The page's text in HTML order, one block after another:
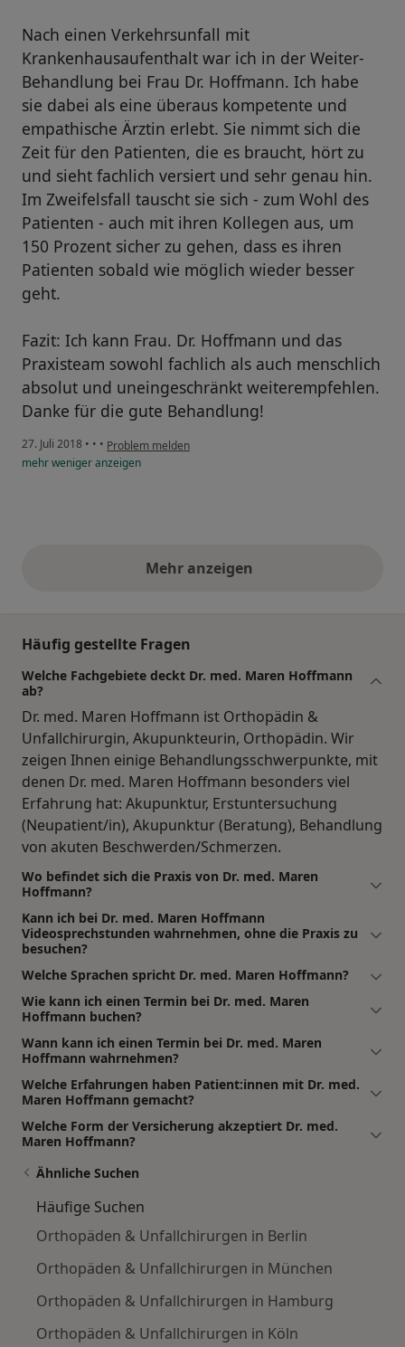
Nach einen Verkehrsunfall mit
Krankenhausaufenthalt war ich in der Weiter-
Behandlung bei Frau Dr. Hoffmann. Ich habe
sie dabei als eine überaus kompetente und
empathische Ärztin erlebt. Sie nimmt sich die
Zeit für den Patienten, die es braucht, hört zu
und sieht fachlich versiert und sehr genau hin.
Im Zweifelsfall tauscht sie sich - zum Wohl des
Patienten - auch mit ihren Kollegen aus, um
150 Prozent sicher zu gehen, dass es ihren
Patienten sobald wie möglich wieder besser
geht.
Fazit: Ich kann Frau. Dr. Hoffmann und das
Praxisteam sowohl fachlich als auch menschlich
absolut und uneingeschränkt weiterempfehlen.
Danke für die gute Behandlung!
27. Juli 2018 • • • Problem melden
mehrwenigeranzeigen
Mehr anzeigenobige Stellungnahmen
Häufig gestellte Fragen
Welche Fachgebiete deckt Dr. med. Maren Hoffmann
ab?
Dr. med. Maren Hoffmann ist Orthopädin &
Unfallchirurgin, Akupunkteurin, Orthopädin. Wir
zeigen Ihnen einige Behandlungsschwerpunkte, mit
denen Dr. med. Maren Hoffmann besonders viel
Erfahrung hat: Akupunktur, Erstuntersuchung
(Neupatient/in), Akupunktur (Beratung), Behandlung
von akuten Beschwerden/Schmerzen.
Wo befindet sich die Praxis von Dr. med. Maren
Hoffmann?
Kann ich bei Dr. med. Maren Hoffmann
Videosprechstunden wahrnehmen, ohne die Praxis zu
besuchen?
Welche Sprachen spricht Dr. med. Maren Hoffmann?
Wie kann ich einen Termin bei Dr. med. Maren
Hoffmann buchen?
Wann kann ich einen Termin bei Dr. med. Maren
Hoffmann wahrnehmen?
Welche Erfahrungen haben Patient:innen mit Dr. med.
Maren Hoffmann gemacht?
Welche Form der Versicherung akzeptiert Dr. med.
Maren Hoffmann?
Ähnliche Suchen
Häufige Suchen
Orthopäden & Unfallchirurgen in Berlin
Orthopäden & Unfallchirurgen in München
Orthopäden & Unfallchirurgen in Hamburg
Orthopäden & Unfallchirurgen in Köln